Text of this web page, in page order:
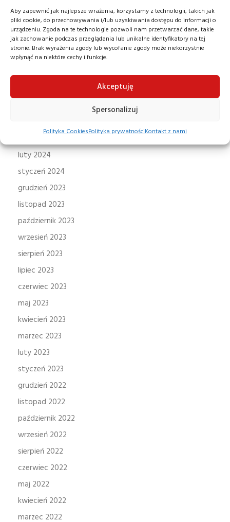
Aby zapewnić jak najlepsze wrażenia, korzystamy z technologii, takich jak
pliki cookie, do przechowywania i/lub uzyskiwania dostępu do informacji o
urządzeniu. Zgoda na te technologie pozwoli nam przetwarzać dane, takie
jak zachowanie podczas przeglądania lub unikalne identyfikatory na tej
stronie. Brak wyrażenia zgody lub wycofanie zgody może niekorzystnie
wpłynąć na niektóre cechy i funkcje.
Akceptuję
Spersonalizuj
Polityka CookiesPolityka prywatnościKontakt z nami
listopad 2024
październik 2024
wrzesień 2024
sierpień 2024
lipiec 2024
luty 2024
styczeń 2024
grudzień 2023
listopad 2023
październik 2023
wrzesień 2023
sierpień 2023
lipiec 2023
czerwiec 2023
maj 2023
kwiecień 2023
marzec 2023
luty 2023
styczeń 2023
grudzień 2022
listopad 2022
październik 2022
wrzesień 2022
sierpień 2022
czerwiec 2022
maj 2022
kwiecień 2022
marzec 2022